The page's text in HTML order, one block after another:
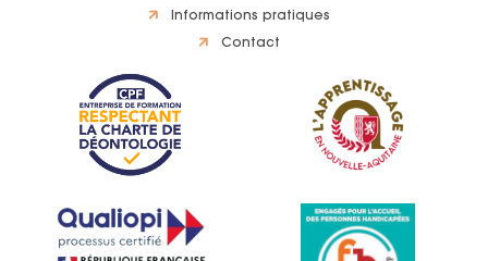
Informations pratiques
Contact